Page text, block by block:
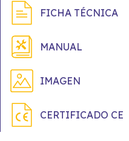
FICHA TÉCNICA
MANUAL
IMAGEN
CERTIFICADO CE